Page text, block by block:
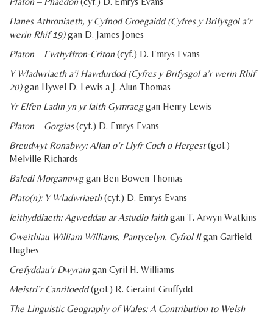
Hanes Athroniaeth, y Cyfnod Groegaidd (Cyfres y Brifysgol a’r
werin Rhif 19)gan D. James Jones
Platon – Ewthyffron-Criton(cyf.) D. Emrys Evans
Y Wladwriaeth a’i Hawdurdod (Cyfres y Brifysgol a’r werin Rhif
20)gan Hywel D. Lewis a J. Alun Thomas
Yr Elfen Ladin yn yr Iaith Gymraeggan Henry Lewis
Platon – Gorgias(cyf.) D. Emrys Evans
Breudwyt Ronabwy: Allan o’r Llyfr Coch o Hergest(gol.)
Melville Richards
Baledi Morgannwggan Ben Bowen Thomas
Plato(n): Y Wladwriaeth(cyf.) D. Emrys Evans
Ieithyddiaeth: Agweddau ar Astudio Iaithgan T. Arwyn Watkins
Gweithiau William Williams, Pantycelyn. Cyfrol IIgan Garfield
Hughes
Crefyddau’r Dwyraingan Cyril H. Williams
Meistri’r Canrifoedd(gol.) R. Geraint Gruffydd
The Linguistic Geography of Wales: A Contribution to Welsh